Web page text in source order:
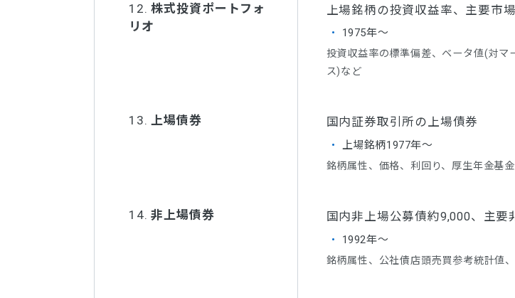
12. 株式投資ポートフォ
リオ
上場銘柄の投資収益率、主要
1975年～
投資収益率の標準偏差、ベータ値(対
ス)など
13. 上場債券 国内証券取引所の上場債券
上場銘柄1977年～
銘柄属性、価格、利回り、厚生年金基
14. 非上場債券 国内非上場公募債約9,000、主要
1992年～
銘柄属性、公社債店頭売買参考統計値